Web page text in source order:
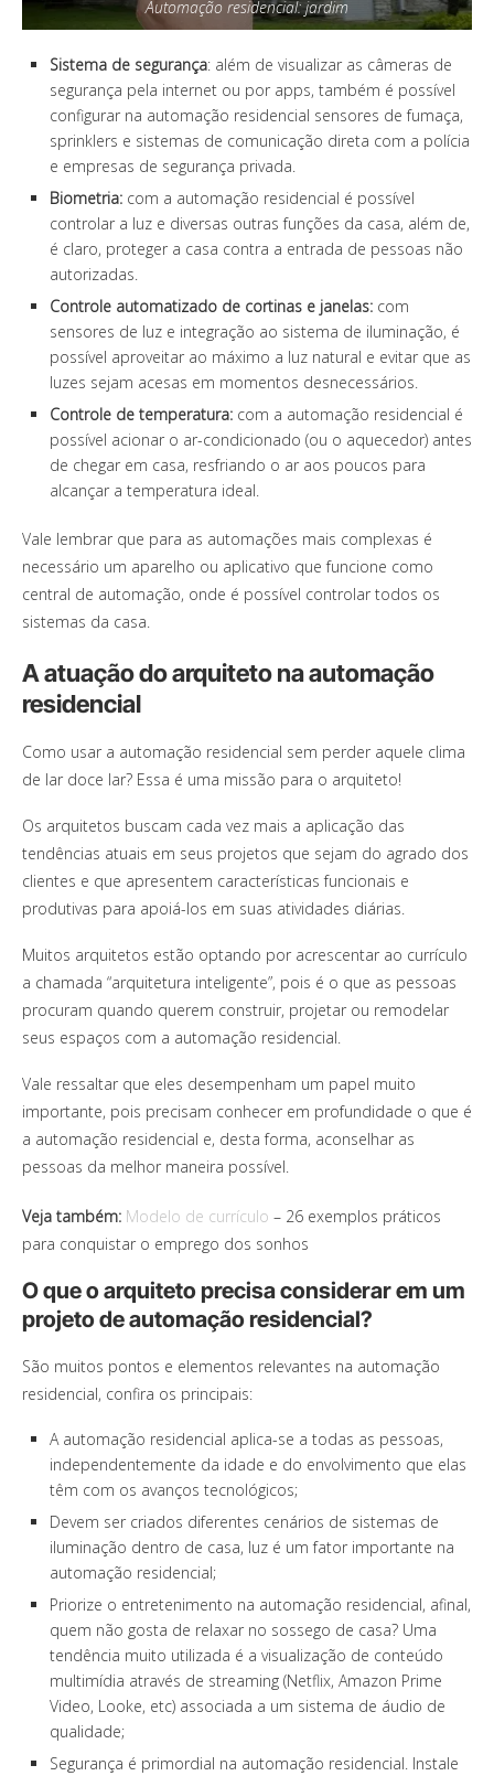
Automação residencial: jardim
Sistema de segurança: além de visualizar as câmeras de
segurança pela internet ou por apps, também é possível
configurar na automação residencial sensores de fumaça,
sprinklers e sistemas de comunicação direta com a polícia
e empresas de segurança privada.
Biometria: com a automação residencial é possível
controlar a luz e diversas outras funções da casa, além de,
é claro, proteger a casa contra a entrada de pessoas não
autorizadas.
Controle automatizado de cortinas e janelas: com
sensores de luz e integração ao sistema de iluminação, é
possível aproveitar ao máximo a luz natural e evitar que as
luzes sejam acesas em momentos desnecessários.
Controle de temperatura: com a automação residencial é
possível acionar o ar-condicionado (ou o aquecedor) antes
de chegar em casa, resfriando o ar aos poucos para
alcançar a temperatura ideal.
Vale lembrar que para as automações mais complexas é
necessário um aparelho ou aplicativo que funcione como
central de automação, onde é possível controlar todos os
sistemas da casa.
A atuação do arquiteto na automação
residencial
Como usar a automação residencial sem perder aquele clima
de lar doce lar? Essa é uma missão para o arquiteto!
Os arquitetos buscam cada vez mais a aplicação das
tendências atuais em seus projetos que sejam do agrado dos
clientes e que apresentem características funcionais e
produtivas para apoiá-los em suas atividades diárias.
Muitos arquitetos estão optando por acrescentar ao currículo
a chamada “arquitetura inteligente”, pois é o que as pessoas
procuram quando querem construir, projetar ou remodelar
seus espaços com a automação residencial.
Vale ressaltar que eles desempenham um papel muito
importante, pois precisam conhecer em profundidade o que é
a automação residencial e, desta forma, aconselhar as
pessoas da melhor maneira possível.
Veja também: Modelo de currículo – 26 exemplos práticos
para conquistar o emprego dos sonhos
O que o arquiteto precisa considerar em um
projeto de automação residencial?
São muitos pontos e elementos relevantes na automação
residencial, confira os principais:
A automação residencial aplica-se a todas as pessoas,
independentemente da idade e do envolvimento que elas
têm com os avanços tecnológicos;
Devem ser criados diferentes cenários de sistemas de
iluminação dentro de casa, luz é um fator importante na
automação residencial;
Priorize o entretenimento na automação residencial, afinal,
quem não gosta de relaxar no sossego de casa? Uma
tendência muito utilizada é a visualização de conteúdo
multimídia através de streaming (Netflix, Amazon Prime
Video, Looke, etc) associada a um sistema de áudio de
qualidade;
Segurança é primordial na automação residencial. Instale